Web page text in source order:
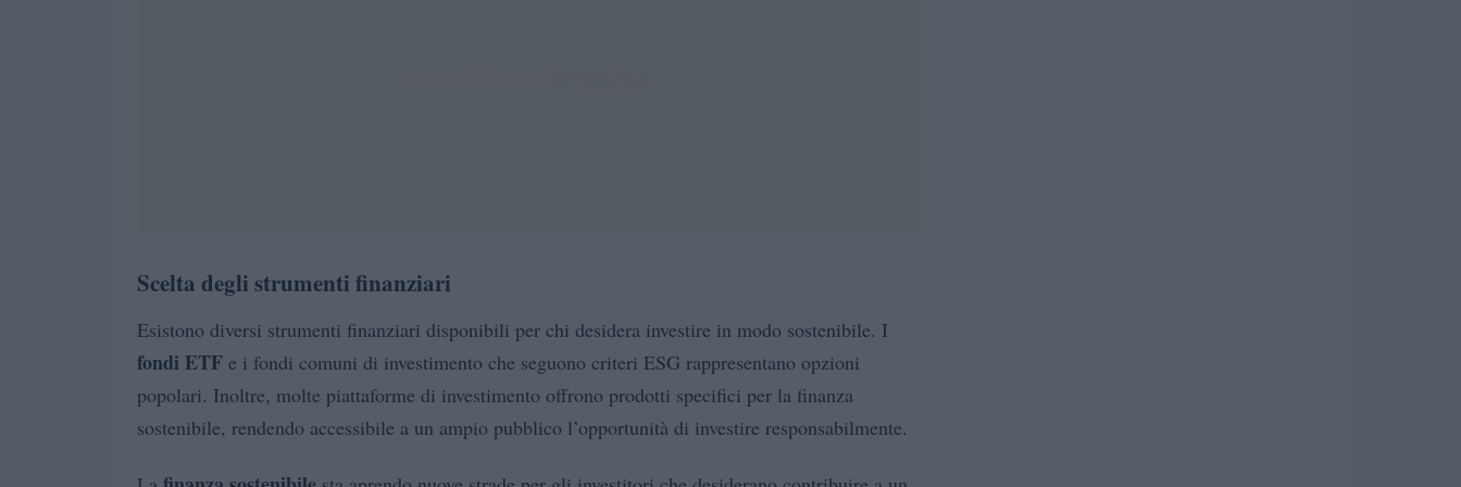
Scelta degli strumenti finanziari
Esistono diversi strumenti finanziari disponibili per chi desidera investire in modo sostenibile. I
fondi ETF e i fondi comuni di investimento che seguono criteri ESG rappresentano opzioni
popolari. Inoltre, molte piattaforme di investimento offrono prodotti specifici per la finanza
sostenibile, rendendo accessibile a un ampio pubblico l’opportunità di investire responsabilmente.